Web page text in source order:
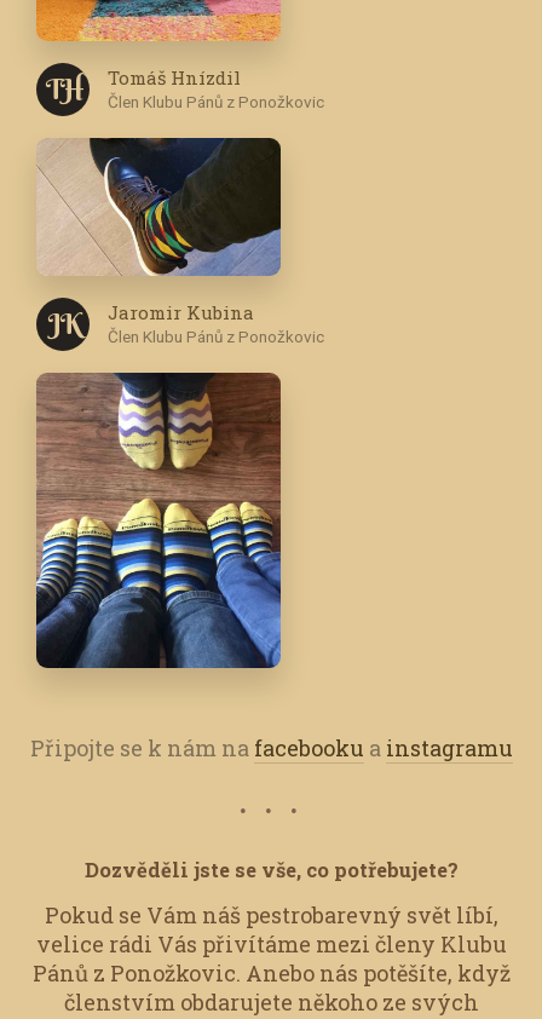
T H Tomáš Hnízdil
Člen Klubu Pánů z Ponožkovic
J K Jaromir Kubina
Člen Klubu Pánů z Ponožkovic
Připojte se k nám na facebooku a instagramu
Dozvěděli jste se vše, co potřebujete?
Pokud se Vám náš pestrobarevný svět líbí,
velice rádi Vás přivítáme mezi členy Klubu
Pánů z Ponožkovic. Anebo nás potěšíte, když
členstvím obdarujete někoho ze svých